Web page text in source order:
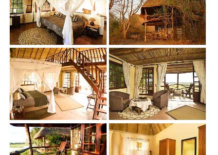
Show larger version Show larger version
Show larger version Show larger version